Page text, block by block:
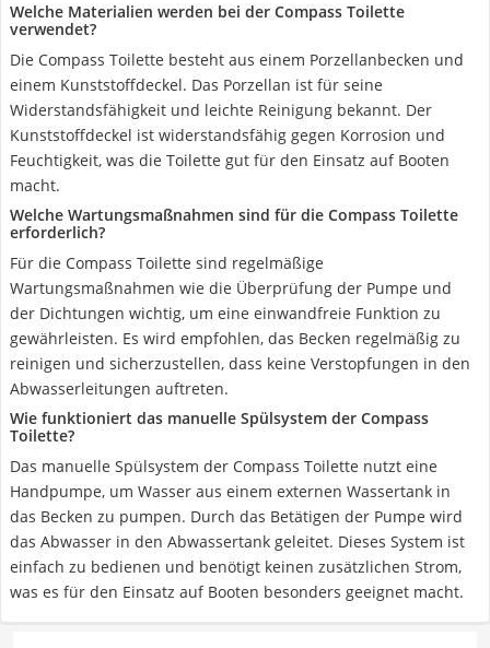
Welche Materialien werden bei der Compass Toilette
verwendet?
Die Compass Toilette besteht aus einem Porzellanbecken und
einem Kunststoffdeckel. Das Porzellan ist für seine
Widerstandsfähigkeit und leichte Reinigung bekannt. Der
Kunststoffdeckel ist widerstandsfähig gegen Korrosion und
Feuchtigkeit, was die Toilette gut für den Einsatz auf Booten
macht.
Welche Wartungsmaßnahmen sind für die Compass Toilette
erforderlich?
Für die Compass Toilette sind regelmäßige
Wartungsmaßnahmen wie die Überprüfung der Pumpe und
der Dichtungen wichtig, um eine einwandfreie Funktion zu
gewährleisten. Es wird empfohlen, das Becken regelmäßig zu
reinigen und sicherzustellen, dass keine Verstopfungen in den
Abwasserleitungen auftreten.
Wie funktioniert das manuelle Spülsystem der Compass
Toilette?
Das manuelle Spülsystem der Compass Toilette nutzt eine
Handpumpe, um Wasser aus einem externen Wassertank in
das Becken zu pumpen. Durch das Betätigen der Pumpe wird
das Abwasser in den Abwassertank geleitet. Dieses System ist
einfach zu bedienen und benötigt keinen zusätzlichen Strom,
was es für den Einsatz auf Booten besonders geeignet macht.